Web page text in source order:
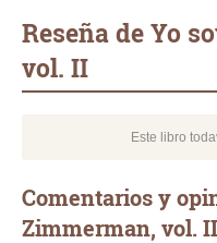
Reseña de Yo
vol. II
Este libro
Comentarios y
Zimmerman, vol. II